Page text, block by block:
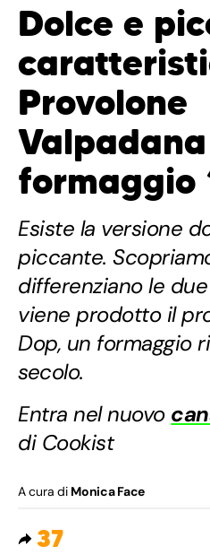
Dolce e
Provolone
formaggio
Esiste la versione
piccante.
differenziano le
viene prodotto il
Dop, un formaggio
secolo.
Entra nel nuovo
di Cookist
A cura di Monica Face
37